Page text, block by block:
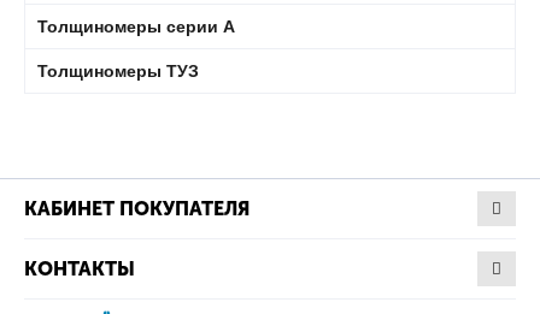
Толщиномеры серии А
Толщиномеры ТУЗ
КАБИНЕТ ПОКУПАТЕЛЯ
КОНТАКТЫ